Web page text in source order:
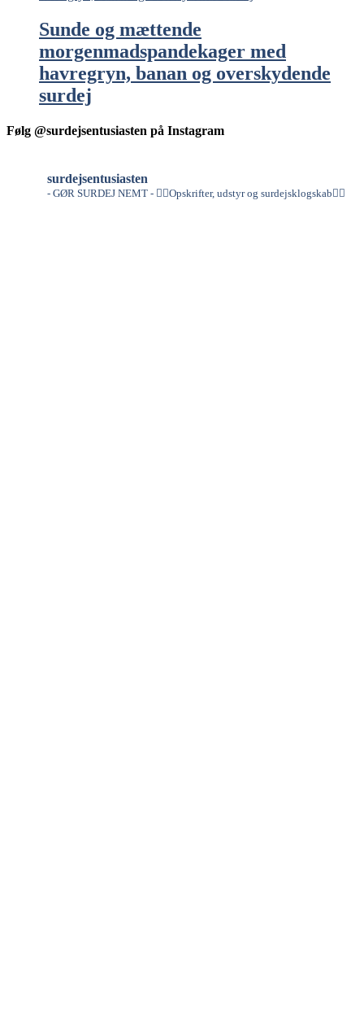
Sunde og mættende
morgenmadspandekager med
havregryn, banan og overskydende
surdej
Følg @surdejsentusiasten på Instagram
surdejsentusiasten
- GØR SURDEJ NEMT - 👇🏻Opskrifter, udstyr og surdejsklogskab👇🏻